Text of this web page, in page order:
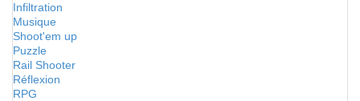
Infiltration
Musique
Shoot'em up
Puzzle
Rail Shooter
Réflexion
RPG